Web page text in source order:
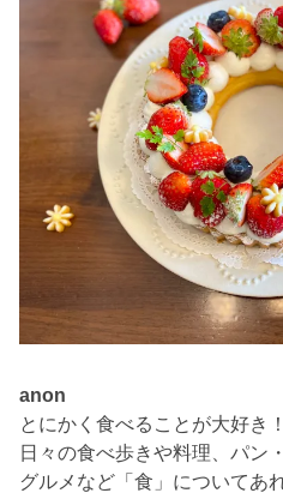
anon
とにかく食べることが大好き！
日々の食べ歩きや料理、パン
グルメなど「食」についてあ